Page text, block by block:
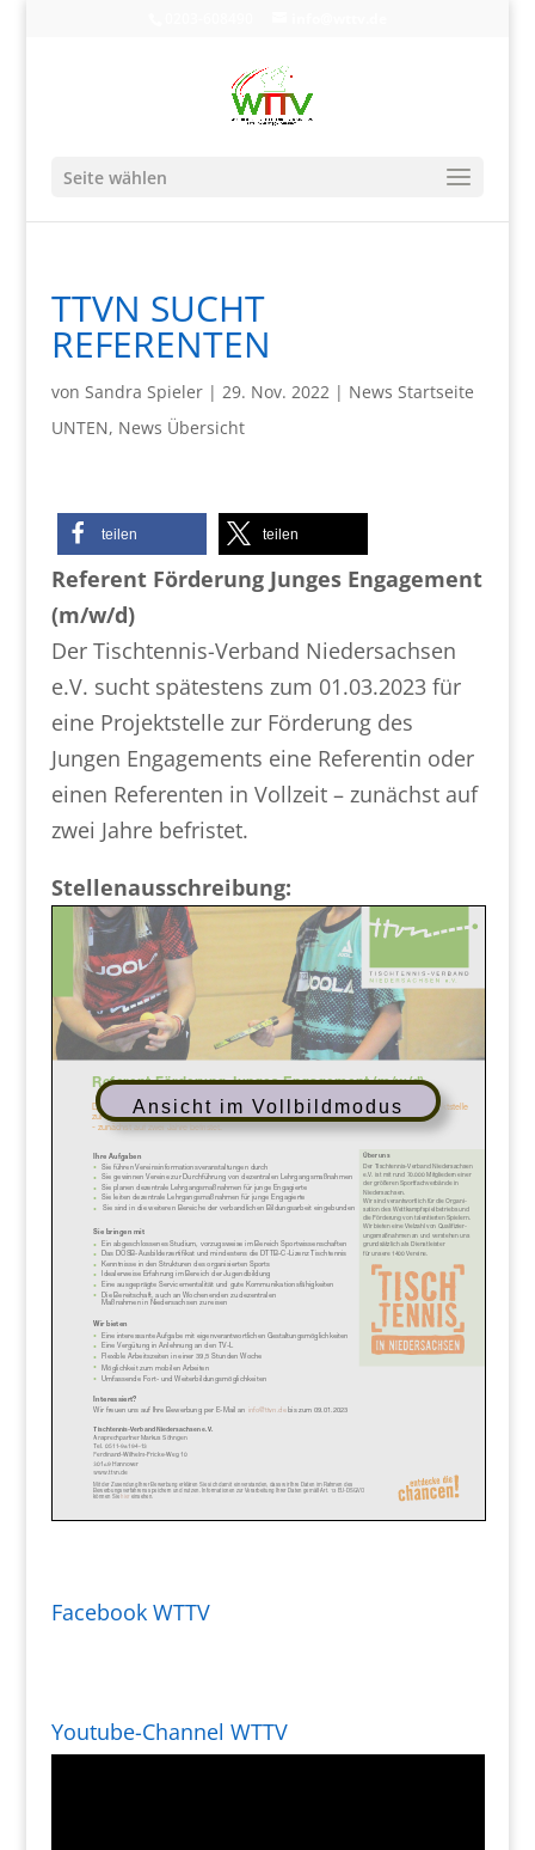
Seite wählen
TTVN SUCHT
REFERENTEN
von Sandra Spieler| 29. Nov. 2022| News Startseite
UNTEN, News Übersicht
teilen teilen
Referent Förderung Junges Engagement
(m/w/d)
Der Tischtennis-Verband Niedersachsen
e.V. sucht spätestens zum 01.03.2023 für
eine Projektstelle zur Förderung des
Jungen Engagements eine Referentin oder
einen Referenten in Vollzeit – zunächst auf
zwei Jahre befristet.
Stellenausschreibung:
Ansicht im Vollbildmodus
Facebook WTTV
Youtube-Channel WTTV